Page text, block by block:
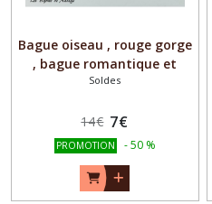
Bague oiseau , rouge gorge
, bague romantique et
poétique
Soldes
14€ 7€
PROMOTION -50 %